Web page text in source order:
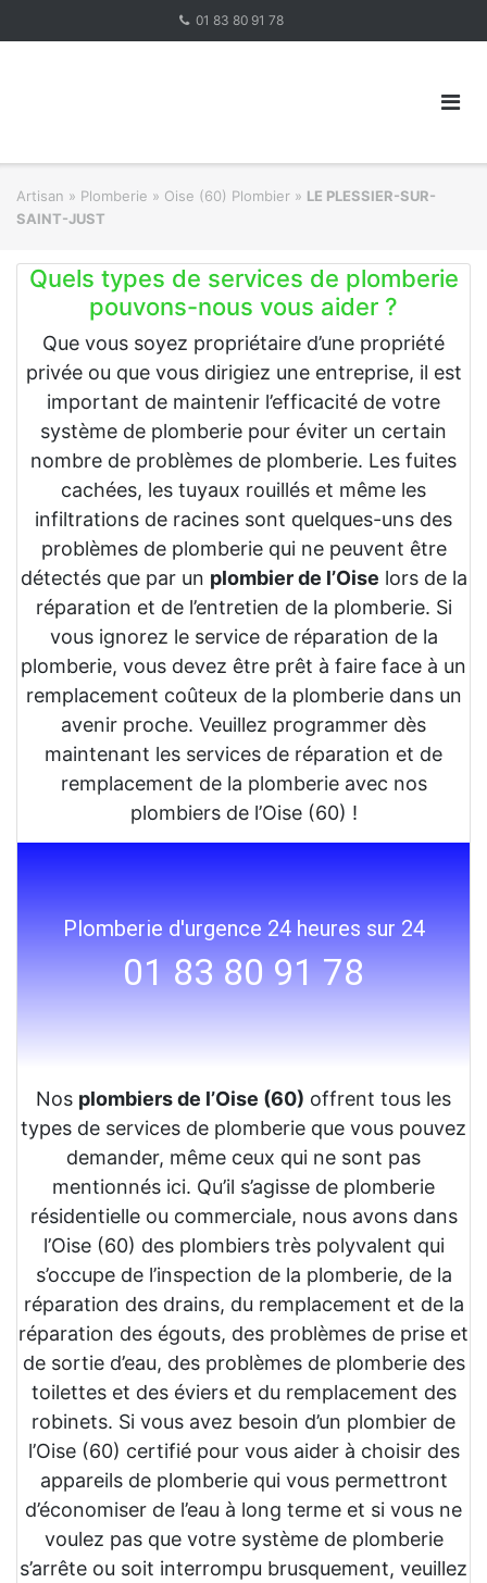
01 83 80 91 78
Artisan » Plomberie » Oise (60) Plombier » LE PLESSIER-SUR-
SAINT-JUST
Quels types de services de plomberie
pouvons-nous vous aider ?
Que vous soyez propriétaire d’une propriété
privée ou que vous dirigiez une entreprise, il est
important de maintenir l’efficacité de votre
système de plomberie pour éviter un certain
nombre de problèmes de plomberie. Les fuites
cachées, les tuyaux rouillés et même les
infiltrations de racines sont quelques-uns des
problèmes de plomberie qui ne peuvent être
détectés que par un plombier de l’Oise lors de la
réparation et de l’entretien de la plomberie. Si
vous ignorez le service de réparation de la
plomberie, vous devez être prêt à faire face à un
remplacement coûteux de la plomberie dans un
avenir proche. Veuillez programmer dès
maintenant les services de réparation et de
remplacement de la plomberie avec nos
plombiers de l’Oise (60) !
Plomberie d'urgence 24 heures sur 24
01 83 80 91 78
Nos plombiers de l’Oise (60) offrent tous les
types de services de plomberie que vous pouvez
demander, même ceux qui ne sont pas
mentionnés ici. Qu’il s’agisse de plomberie
résidentielle ou commerciale, nous avons dans
l’Oise (60) des plombiers très polyvalent qui
s’occupe de l’inspection de la plomberie, de la
réparation des drains, du remplacement et de la
réparation des égouts, des problèmes de prise et
de sortie d’eau, des problèmes de plomberie des
toilettes et des éviers et du remplacement des
robinets. Si vous avez besoin d’un plombier de
l’Oise (60) certifié pour vous aider à choisir des
appareils de plomberie qui vous permettront
d’économiser de l’eau à long terme et si vous ne
voulez pas que votre système de plomberie
s’arrête ou soit interrompu brusquement, veuillez